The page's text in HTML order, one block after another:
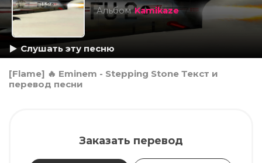
АльбомKamikaze
Слушать эту песню
[Flame] 🔥 Eminem - Stepping Stone Текст и
перевод песни
Заказать перевод